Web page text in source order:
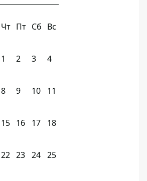
Чт Пт Сб Вс
1 2 3 4
8 9 10 11
15 16 17 18
22 23 24 25